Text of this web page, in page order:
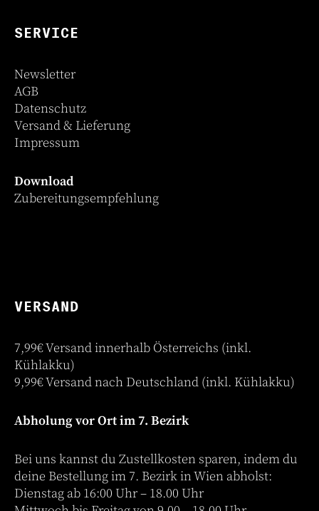
SERVICE
Newsletter
AGB
Datenschutz
Versand & Lieferung
Impressum
Download
Zubereitungsempfehlung
VERSAND
7,99€ Versand innerhalb Österreichs (inkl.
Kühlakku)
9,99€ Versand nach Deutschland (inkl. Kühlakku)
Abholung vor Ort im 7. Bezirk
Bei uns kannst du Zustellkosten sparen, indem du
deine Bestellung im 7. Bezirk in Wien abholst:
Dienstag ab 16:00 Uhr – 18.00 Uhr